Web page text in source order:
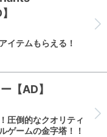
イテムもらえる！
【AD】
圧倒的なクオリティ
ゲームの金字塔！！